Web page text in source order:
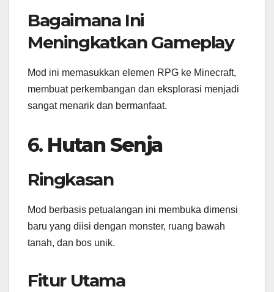
Bagaimana Ini
Meningkatkan Gameplay
Mod ini memasukkan elemen RPG ke Minecraft,
membuat perkembangan dan eksplorasi menjadi
sangat menarik dan bermanfaat.
6. Hutan Senja
Ringkasan
Mod berbasis petualangan ini membuka dimensi
baru yang diisi dengan monster, ruang bawah
tanah, dan bos unik.
Fitur Utama